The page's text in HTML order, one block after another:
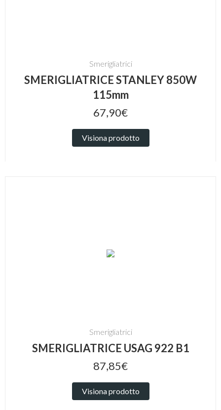
Smerigliatrici
SMERIGLIATRICE STANLEY 850W
115mm
67,90€
Visiona prodotto
Smerigliatrici
SMERIGLIATRICE USAG 922 B1
87,85€
Visiona prodotto